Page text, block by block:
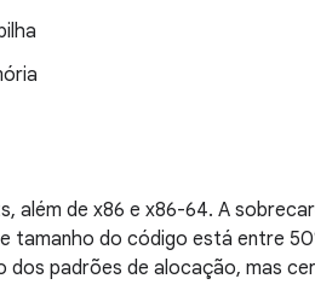
além de x86 e x86-64. A
tamanho do código está entre
padrões de alocação, mas